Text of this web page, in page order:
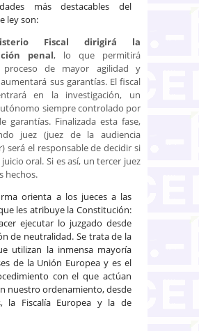
más destacables del
ley son:
Fiscal dirigirá la
penal, lo que permitirá
de mayor agilidad y
sus garantías. El fiscal
en la investigación, un
siempre controlado por
garantías. Finalizada esta fase,
juez (juez de la audiencia
será el responsable de decidir si
oral. Si es así, un tercer juez
hechos.
orienta a los jueces a las
les atribuye la Constitución:
ejecutar lo juzgado desde
de neutralidad. Se trata de la
utilizan la inmensa mayoría
de la Unión Europea y es el
con el que actúan
nuestro ordenamiento, desde
la Fiscalía Europea y la de